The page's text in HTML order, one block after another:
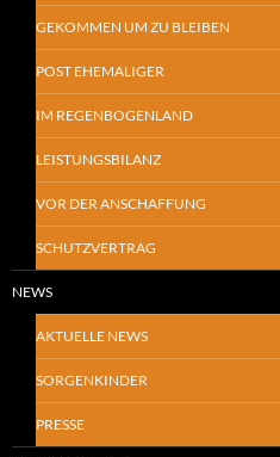
GEKOMMEN UM ZU BLEIBEN
POST EHEMALIGER
IM REGENBOGENLAND
LEISTUNGSBILANZ
VOR DER ANSCHAFFUNG
SCHUTZVERTRAG
NEWS
AKTUELLE NEWS
SORGENKINDER
PRESSE